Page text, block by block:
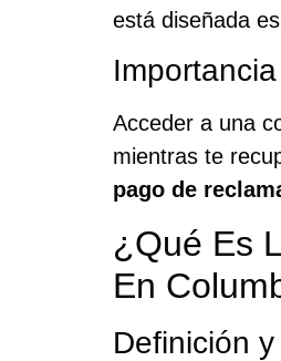
está diseñada
Acceder a una
mientras te
pago de
¿Qué Es
En
Definición